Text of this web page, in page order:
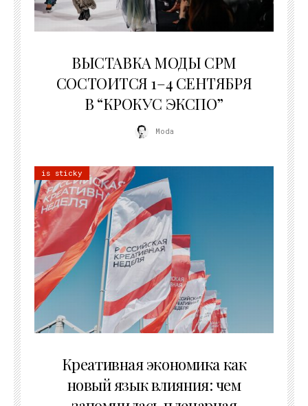
ВЫСТАВКА МОДЫ CPM
СОСТОИТСЯ 1–4 СЕНТЯБРЯ
В “КРОКУС ЭКСПО”
Moda
is sticky
Креативная экономика как
новый язык влияния: чем